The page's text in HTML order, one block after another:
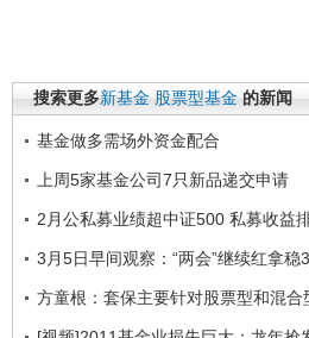
搜索更多新基金 股票型基金 的新闻
基金做多需场外资金配合
上周5家基金公司7只新品递交申请
2月公私募业绩超中证500 私募收益
3月5日早间观察：“两会”继续红拿稳
方童根：套保主要针对股票型和混合